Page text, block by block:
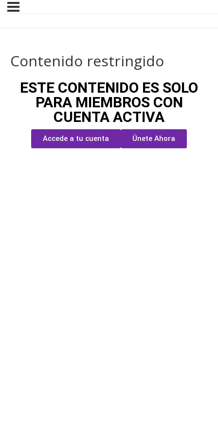
Contenido restringido
ESTE CONTENIDO ES SOLO
PARA MIEMBROS CON
CUENTA ACTIVA
Accede a tu cuenta Únete Ahora